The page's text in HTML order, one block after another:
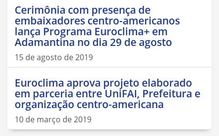
Cerimônia com presença de
embaixadores centro-americanos
lança Programa Euroclima+ em
Adamantina no dia 29 de agosto
15 de agosto de 2019
Euroclima aprova projeto elaborado
em parceria entre UniFAI, Prefeitura e
organização centro-americana
10 de março de 2019